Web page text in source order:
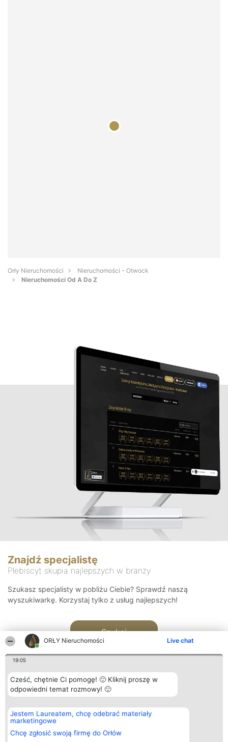
ORŁY Nieruchomości Live chat
19:05
Cześć, chętnie Ci pomogę! 🙂 Kliknij proszę w
odpowiedni temat rozmowy! 🙂
Jestem Laureatem, chcę odebrać materiały
marketingowe
Chcę zgłosić swoją firmę do Orłów
Orły Nieruchomości
Nieruchomości - Otwock
Nieruchomości Od A Do Z
Znajdź specjalistę
Plebiscyt skupia najlepszych w branży
Szukasz specjalisty w pobliżu Ciebie? Sprawdź naszą
wyszukiwarkę. Korzystaj tylko z usług najlepszych!
Szukaj
Organizator plebiscytu
Bright Side Solutions sp. z o.
o. sp. k.
ul. Ruska 22
Wrocław 50-079
Plebiscyt
Laureaci
wszystkich
Laureatów
Kontakt
Kontakt